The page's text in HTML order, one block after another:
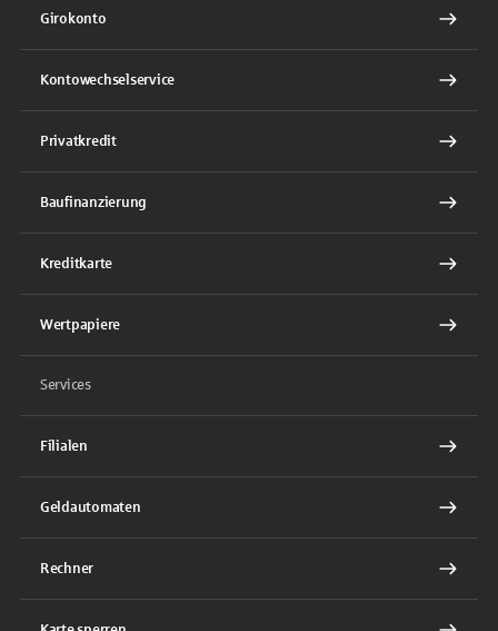
Girokonto
Kontowechselservice
Privatkredit
Baufinanzierung
Kreditkarte
Wertpapiere
Services
Filialen
Geldautomaten
Rechner